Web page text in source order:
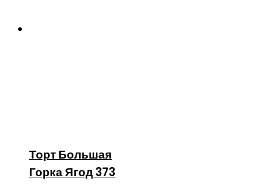
Торт Большая
Горка Ягод 373